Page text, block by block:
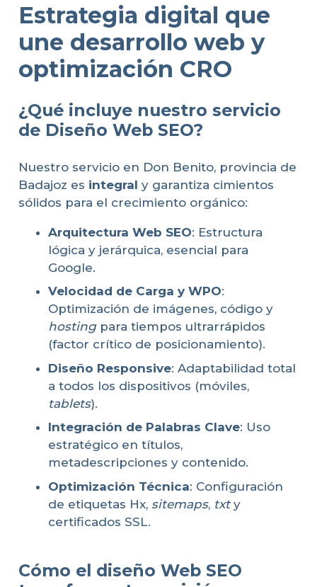
Estrategia digital que
une desarrollo web y
optimización CRO
¿Qué incluye nuestro servicio
de Diseño Web SEO?
Nuestro servicio en Don Benito, provincia de
Badajoz es integral y garantiza cimientos
sólidos para el crecimiento orgánico:
Arquitectura Web SEO: Estructura
lógica y jerárquica, esencial para
Google.
Velocidad de Carga y WPO:
Optimización de imágenes, código y
hostingpara tiempos ultrarrápidos
(factor crítico de posicionamiento).
Diseño Responsive: Adaptabilidad total
a todos los dispositivos (móviles,
tablets).
Integración de Palabras Clave: Uso
estratégico en títulos,
metadescripciones y contenido.
Optimización Técnica: Configuración
de etiquetas Hx, sitemaps, txty
certificados SSL.
Cómo el diseño Web SEO